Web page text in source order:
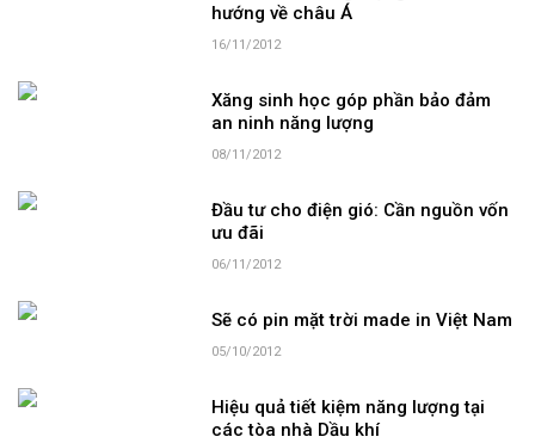
hướng về châu Á
16/11/2012
Xăng sinh học góp phần bảo đảm
an ninh năng lượng
08/11/2012
Đầu tư cho điện gió: Cần nguồn vốn
ưu đãi
06/11/2012
Sẽ có pin mặt trời made in Việt Nam
05/10/2012
Hiệu quả tiết kiệm năng lượng tại
các tòa nhà Dầu khí